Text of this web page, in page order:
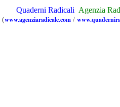
Quaderni Radicali Agenzia
(www.agenziaradicale.com/